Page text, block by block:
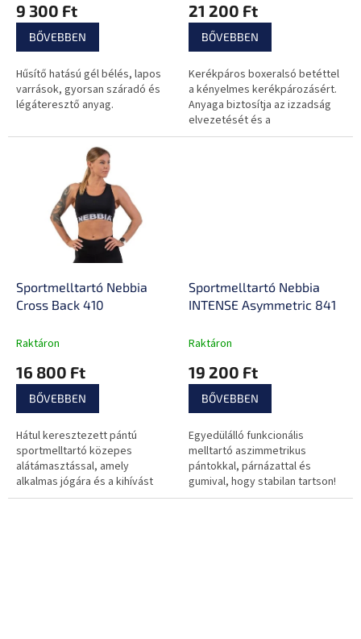
9 300 Ft
BŐVEBBEN
Hűsítő hatású gél bélés, lapos
varrások, gyorsan száradó és
légáteresztő anyag.
21 200 Ft
BŐVEBBEN
Kerékpáros boxeralsó betéttel
a kényelmes kerékpározásért.
Anyaga biztosítja az izzadság
elvezetését és a
hőszabályozást, emellett
Sportmelltartó Nebbia
Cross Back 410
Raktáron
16 800 Ft
BŐVEBBEN
Hátul keresztezett pántú
sportmelltartó közepes
alátámasztással, amely
alkalmas jógára és a kihívást
jelentő erőnléti edzésekhez is.
Sportmelltartó Nebbia
INTENSE Asymmetric 841
Raktáron
19 200 Ft
BŐVEBBEN
Egyedülálló funkcionális
melltartó aszimmetrikus
pántokkal, párnázattal és
gumival, hogy stabilan tartson!